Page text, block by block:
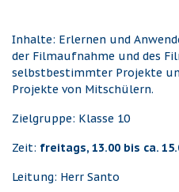
Inhalte: Erlernen und
der Filmaufnahme und des
selbstbestimmter Projekte
Projekte von Mitschülern.
Zielgruppe: Klasse 10
Zeit: freitags, 13.00 bis ca.
Leitung: Herr Santo